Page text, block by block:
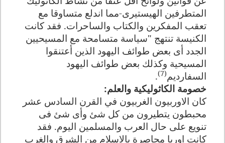
المتطرفين الهيستيرى-مما اندلع متساوقا مع
تعقب المفكرين والكتاب والساحرات. فقد كانت
الكنيسة تنتهج "سياسة متسامحة مع المسيحيين
الجدد أى بعض طوائف اليهود الذين أعتنقوا
المسيحية وكذلك بعض طوائف اليهود
السفارديم(7)
.
خصومة الكاثوليكية والعلم:
كان الاوربيون الغربيون في القرن السادس عشر
محبطون يتطيرون من كل شئ وأى شئ فى
تنويع على حال العرب والمسلمين اليوم. فقد
كانت اوربا محاصرة بالاسلام من الشرق والغرب